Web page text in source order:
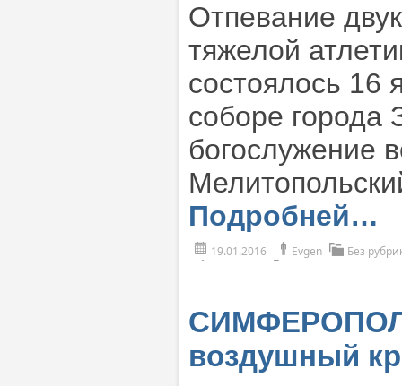
Отпевание
тяжелой
состоялось 16
соборе города
богослужение
Подробней…
19.01.2016 Evgen Без
воздушный